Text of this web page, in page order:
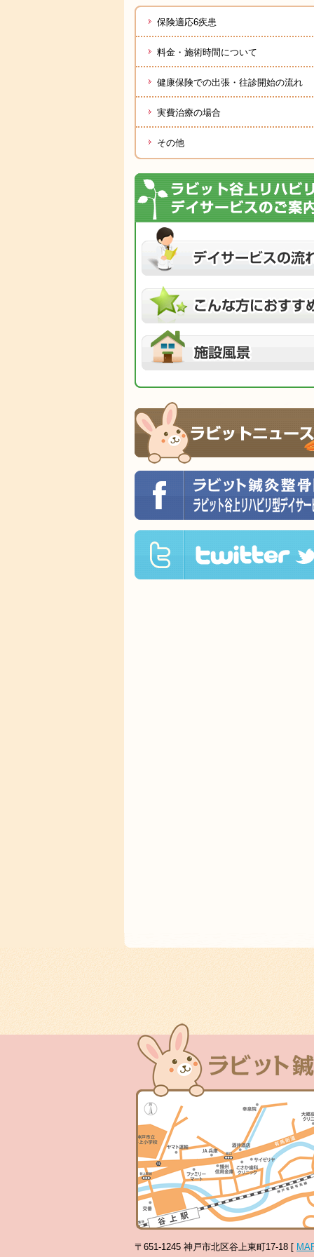
保険適応6疾患
料金・施術時間について
健康保険での出張・往診開始の流れ
実費治療の場合
その他
〒651-1245 神戸市北区谷上東町17-18 [